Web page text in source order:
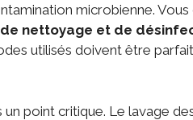
microbienne.
nettoyage et de
utilisés doivent être
point critique. Le lavage